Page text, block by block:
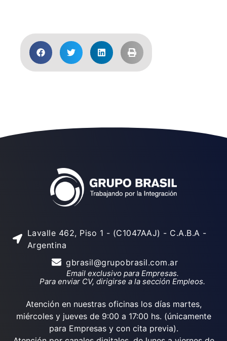
Lavalle 462, Piso 1 - (C1047AAJ) - C.A.B.A -
Argentina
gbrasil@grupobrasil.com.ar
Email exclusivo para Empresas.
Para enviar CV, dirigirse a la sección Empleos.
Atención en nuestras oficinas los días martes,
miércoles y jueves de 9:00 a 17:00 hs. (únicamente
para Empresas y con cita previa).